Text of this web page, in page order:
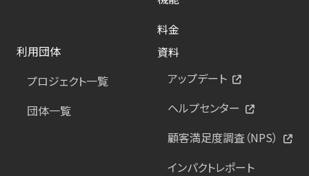
料金
利用団体
プロジェクト一覧
団体一覧
資料
アップデート
ヘルプセンター
顧客満足度調査（NPS）
インパクトレポート